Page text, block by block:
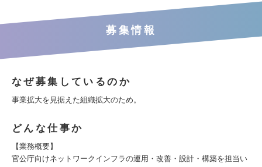
募集情報
なぜ募集しているのか
事業拡大を見据えた組織拡大のため。
どんな仕事か
【業務概要】
官公庁向けネットワークインフラの運用・改善・設計・構築を担当い